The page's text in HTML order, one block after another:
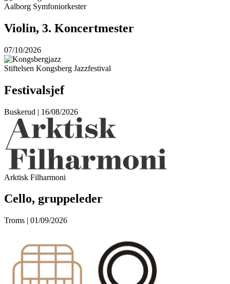
Aalborg Symfoniorkester
Violin, 3. Koncertmester
07/10/2026
Stiftelsen Kongsberg Jazzfestival
Festivalsjef
Buskerud | 16/08/2026
Arktisk Filharmoni
Cello, gruppeleder
Troms | 01/09/2026